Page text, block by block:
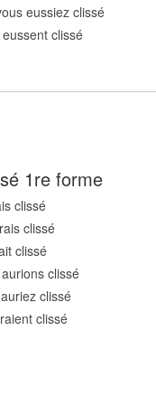
eussiez clissé
clissé
1re forme
clissé
clissé
clissé
clissé
clissé
clissé